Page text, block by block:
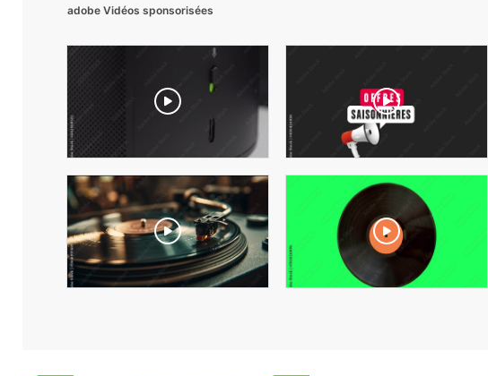
adobe Vidéos sponsorisées